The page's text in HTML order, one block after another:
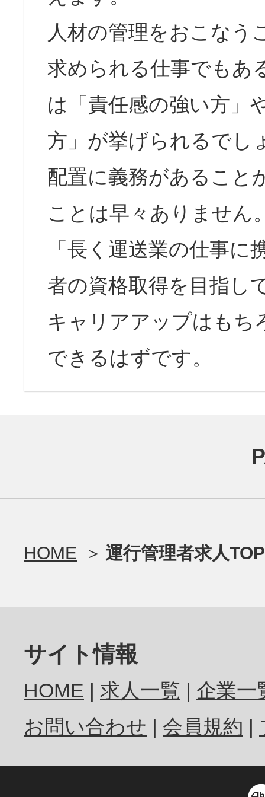
人材の管理をおこなう
求められる仕事でもあ
は「責任感の強い方」
方」が挙げられるでし
配置に義務があること
ことは早々ありません
「長く運送業の仕事
者の資格取得を目指し
キャリアアップはもち
できるはずです。
HOME 運行管理者求人TOP
サイト情報
HOME 求人一覧
企業一
お問い合わせ
会員規約